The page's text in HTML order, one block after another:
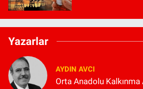
Yazarlar
AYDIN AVCI
Orta Anadolu Kalkınma